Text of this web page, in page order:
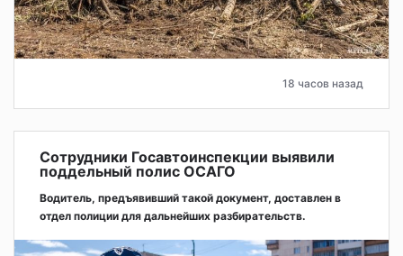
18 часов назад
Сотрудники Госавтоинспекции выявили
поддельный полис ОСАГО
Водитель, предъявивший такой документ, доставлен в
отдел полиции для дальнейших разбирательств.